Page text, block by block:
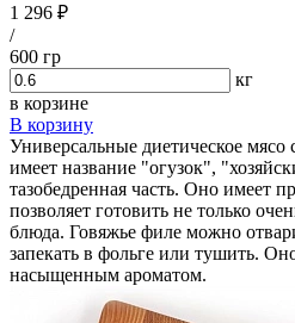
1 296 ₽
/
600 гр
кг
в корзине
В корзину
Универсальные диетическое
имеет название "огузок",
тазобедренная часть. Оно имеет
позволяет готовить не только
блюда. Говяжье филе можно
запекать в фольге или тушить.
насыщенным ароматом.